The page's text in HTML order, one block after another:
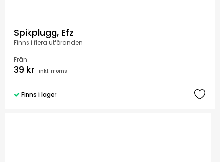
Spikplugg, Efz
Finns i flera utföranden
Från
39 kr inkl. moms
Finns i lager